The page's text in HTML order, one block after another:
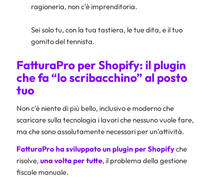
ragioneria, non c’è imprenditoria.
Sei solo tu, con la tua tastiera, le tue dita, e il tuo
gomito del tennista.
FatturaPro per Shopify: il plugin
che fa “lo scribacchino” al posto
tuo
Non c’è niente di più bello, inclusivo e moderno che
scaricare sulla tecnologia i lavori che nessuno vuole fare,
ma che sono assolutamente necessari per un’attività.
FatturaPro ha sviluppato un plugin per Shopifyche
risolve, una volta per tutte, il problema della gestione
fiscale manuale.